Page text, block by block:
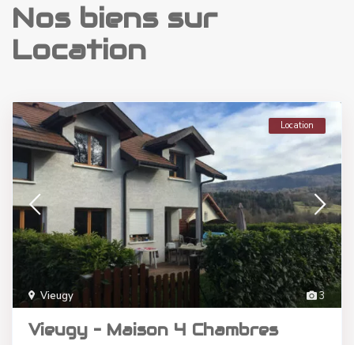
Nos biens sur
Location
3
Vieugy
Location
Vieugy – Maison 4 Chambres